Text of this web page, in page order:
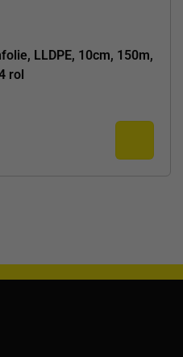
LLDPE, 10cm, 150m,
rol